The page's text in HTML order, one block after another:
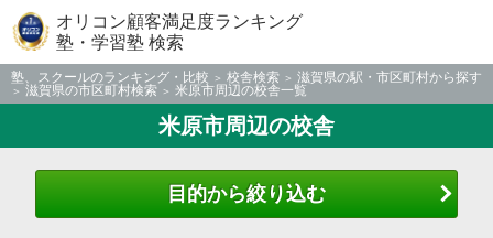
オリコン顧客満足度ランキング
塾・学習塾 検索
塾、スクールのランキング・比較 校舎検索
滋賀県の駅・市区町村から探す
滋賀県の市区町村検索
米原市周辺の校舎一覧
米原市周辺の校舎
目的から絞り込む